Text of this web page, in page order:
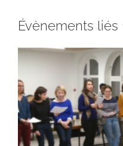
Évènements liés